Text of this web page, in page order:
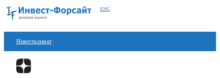
ENG
Инвестклимат
Финансы